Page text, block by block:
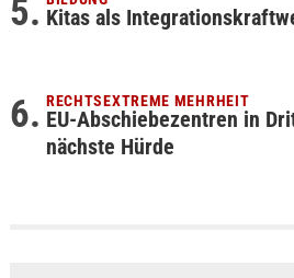
Kitas als
RECHTSEXTREME MEHRHEIT
EU-Abschiebezentren in
nächste Hürde